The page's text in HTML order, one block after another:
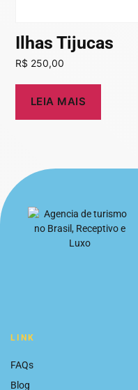
Ilhas Tijucas
R$ 250,00
LEIA MAIS
LINK
FAQs
Blog